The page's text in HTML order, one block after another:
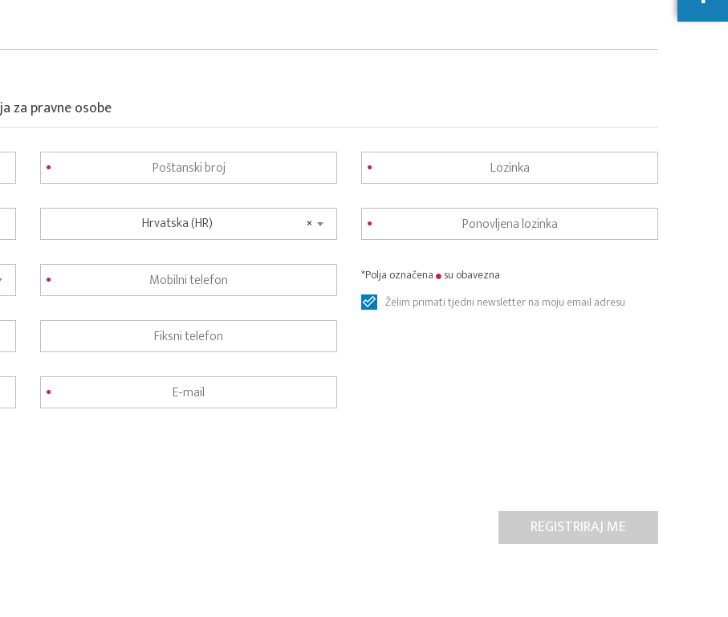
za pravne osobe
×
Hrvatska (HR)
*Polja označena
su obavezna
Želim primati tjedni newsletter na moju email adresu